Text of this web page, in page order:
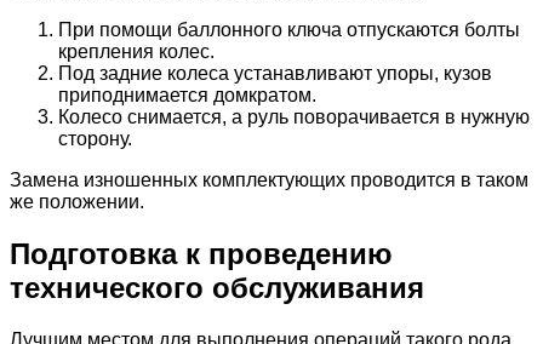
При помощи баллонного ключа отпускаются болты
крепления колес.
Под задние колеса устанавливают упоры, кузов
приподнимается домкратом.
Колесо снимается, а руль поворачивается в нужную
сторону.
Замена изношенных комплектующих проводится в таком
же положении.
Подготовка к проведению
технического обслуживания
Лучшим местом для выполнения операций такого рода